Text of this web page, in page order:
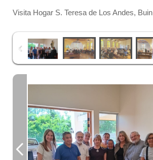
Visita Hogar S. Teresa de Los Andes, Buin